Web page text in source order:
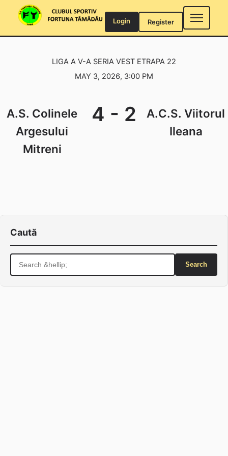
Login Register
LIGA A V-A SERIA VEST ETRAPA 22
MAY 3, 2026, 3:00 PM
A.S. Colinele
Argesului
Mitreni
4 - 2
A.C.S. Viitorul
Ileana
Caută
Search
for: